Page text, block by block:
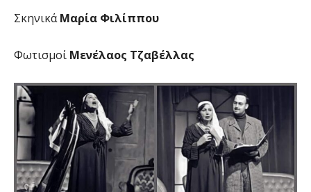
ΣκηνικάΜαρία Φιλίππου
Φωτισμοί Μενέλαος Τζαβέλλας